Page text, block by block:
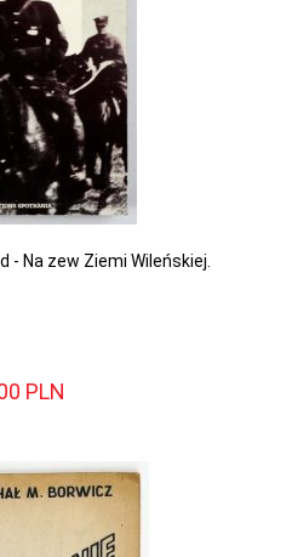
- Na zew Ziemi Wileńskiej.
PLN